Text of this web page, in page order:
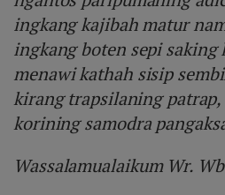
ingkang kajibah matur
ingkang boten sepi saking
menawi kathah sisip
kirang trapsilaning patrap,
korining samodra
Wassalamualaikum Wr.